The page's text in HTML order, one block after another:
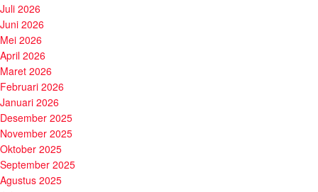
Juli 2026
Juni 2026
Mei 2026
April 2026
Maret 2026
Februari 2026
Januari 2026
Desember 2025
November 2025
Oktober 2025
September 2025
Agustus 2025